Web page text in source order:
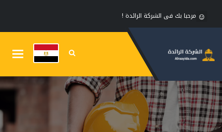
مرحبا بك فى الشركة الرائدة !